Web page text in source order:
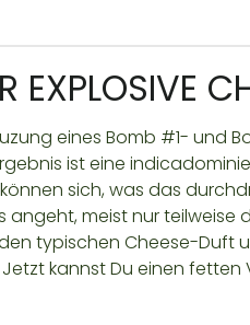
EXPLOSIVE
eines Bomb #1- und
ist eine
sich, was das
angeht, meist nur
typischen Cheese-Duft
kannst Du einen